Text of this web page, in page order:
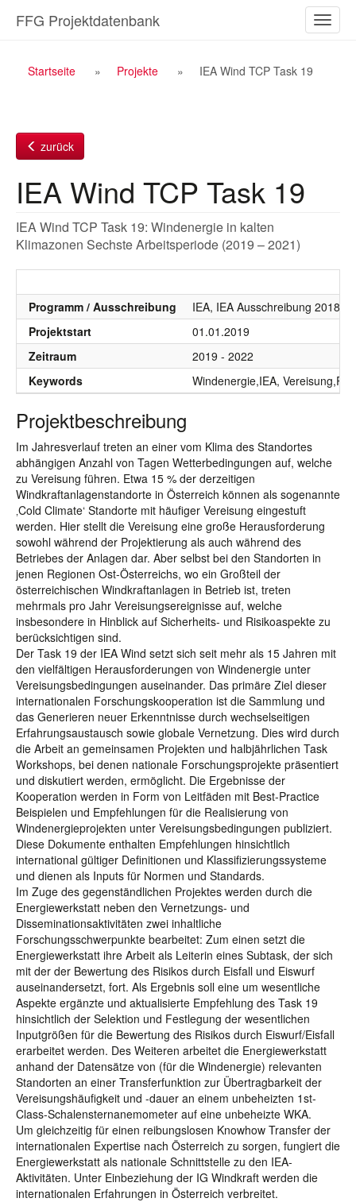
Inhalt
ein-/
FFG Projektdatenbank
Breadcrumb
Startseite Projekte IEA Wind TCP Task 19
zurück
IEA Wind TCP Task 19
IEA Wind TCP Task 19: Windenergie in kalten
Klimazonen Sechste Arbeitsperiode (2019 – 2021)
Programm / Ausschreibung
IEA, IEA Ausschreibung 2018 -
Projektstart
01.01.2019
Zeitraum
2019 - 2022
Keywords
Windenergie,IEA,
Projektbeschreibung
Im Jahresverlauf treten an einer vom Klima des Standortes
abhängigen Anzahl von Tagen Wetterbedingungen auf, welche
zu Vereisung führen. Etwa 15 % der derzeitigen
Windkraftanlagenstandorte in Österreich können als sogenannte
‚Cold Climate‘ Standorte mit häufiger Vereisung eingestuft
werden. Hier stellt die Vereisung eine große Herausforderung
sowohl während der Projektierung als auch während des
Betriebes der Anlagen dar. Aber selbst bei den Standorten in
jenen Regionen Ost-Österreichs, wo ein Großteil der
österreichischen Windkraftanlagen in Betrieb ist, treten
mehrmals pro Jahr Vereisungsereignisse auf, welche
insbesondere in Hinblick auf Sicherheits- und Risikoaspekte zu
berücksichtigen sind.
Der Task 19 der IEA Wind setzt sich seit mehr als 15 Jahren mit
den vielfältigen Herausforderungen von Windenergie unter
Vereisungsbedingungen auseinander. Das primäre Ziel dieser
internationalen Forschungskooperation ist die Sammlung und
das Generieren neuer Erkenntnisse durch wechselseitigen
Erfahrungsaustausch sowie globale Vernetzung. Dies wird durch
die Arbeit an gemeinsamen Projekten und halbjährlichen Task
Workshops, bei denen nationale Forschungsprojekte präsentiert
und diskutiert werden, ermöglicht. Die Ergebnisse der
Kooperation werden in Form von Leitfäden mit Best-Practice
Beispielen und Empfehlungen für die Realisierung von
Windenergieprojekten unter Vereisungsbedingungen publiziert.
Diese Dokumente enthalten Empfehlungen hinsichtlich
international gültiger Definitionen und Klassifizierungssysteme
und dienen als Inputs für Normen und Standards.
Im Zuge des gegenständlichen Projektes werden durch die
Energiewerkstatt neben den Vernetzungs- und
Disseminationsaktivitäten zwei inhaltliche
Forschungsschwerpunkte bearbeitet: Zum einen setzt die
Energiewerkstatt ihre Arbeit als Leiterin eines Subtask, der sich
mit der der Bewertung des Risikos durch Eisfall und Eiswurf
auseinandersetzt, fort. Als Ergebnis soll eine um wesentliche
Aspekte ergänzte und aktualisierte Empfehlung des Task 19
hinsichtlich der Selektion und Festlegung der wesentlichen
Inputgrößen für die Bewertung des Risikos durch Eiswurf/Eisfall
erarbeitet werden. Des Weiteren arbeitet die Energiewerkstatt
anhand der Datensätze von (für die Windenergie) relevanten
Standorten an einer Transferfunktion zur Übertragbarkeit der
Vereisungshäufigkeit und -dauer an einem unbeheizten 1st-
Class-Schalensternanemometer auf eine unbeheizte WKA.
Um gleichzeitig für einen reibungslosen Knowhow Transfer der
internationalen Expertise nach Österreich zu sorgen, fungiert die
Energiewerkstatt als nationale Schnittstelle zu den IEA-
Aktivitäten. Unter Einbeziehung der IG Windkraft werden die
internationalen Erfahrungen in Österreich verbreitet.